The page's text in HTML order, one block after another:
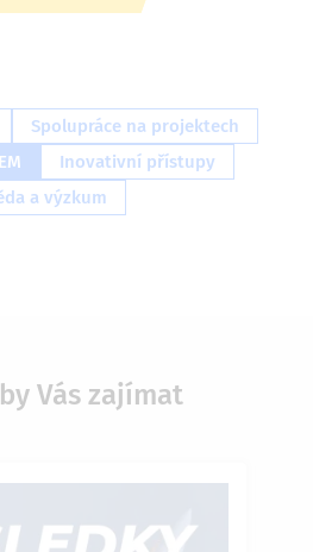
Spolupráce na projektech
Inovativní přístupy
a výzkum
Vás zajímat